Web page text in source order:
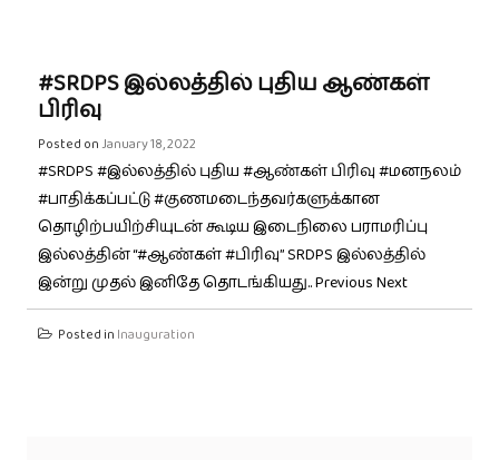
#SRDPS இல்லத்தில் புதிய ஆண்கள்
பிரிவு
Posted on January 18, 2022
#SRDPS #இல்லத்தில் புதிய #ஆண்கள் பிரிவு #மனநலம்
#பாதிக்கப்பட்டு #குணமடைந்தவர்களுக்கான
தொழிற்பயிற்சியுடன் கூடிய இடைநிலை பராமரிப்பு
இல்லத்தின் “#ஆண்கள் #பிரிவு” SRDPS இல்லத்தில்
இன்று முதல் இனிதே தொடங்கியது.. Previous Next
Posted in Inauguration